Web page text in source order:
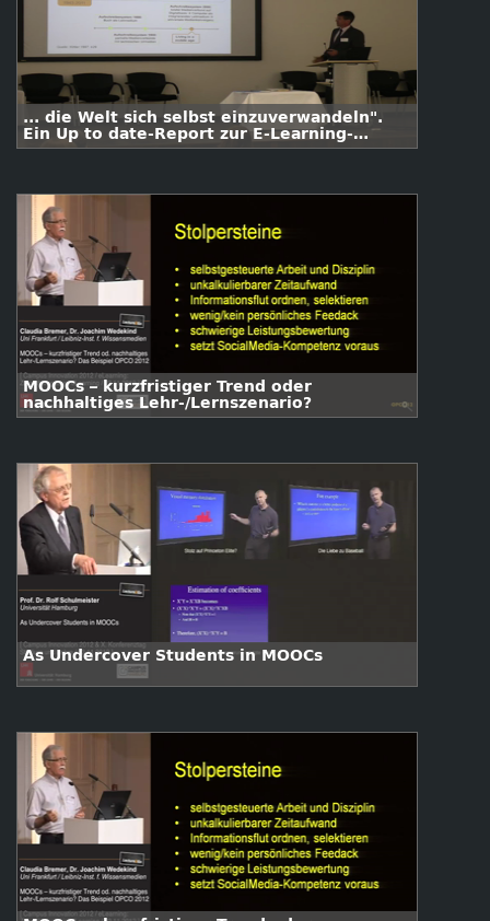
... die Welt sich selbst einzuverwandeln".
Ein Up to date-Report zur E-Learning-
Entwicklung an Hochschulen
MOOCs – kurzfristiger Trend oder
nachhaltiges Lehr-/Lernszenario?
As Undercover Students in MOOCs